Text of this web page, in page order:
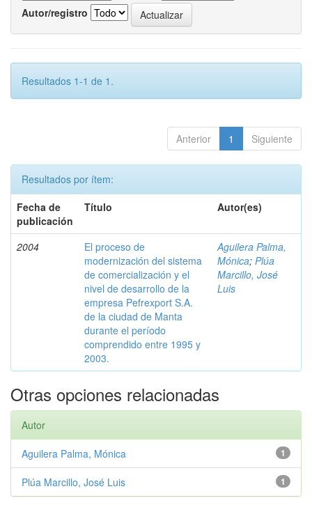
Autor/registro
Resultados 1-1 de 1.
Anterior 1 Siguiente
Resultados por ítem:
Fecha de
publicación
Título Autor(es)
2004
El proceso de
modernización del sistema
de comercialización y el
nivel de desarrollo de la
empresa Pefrexport S.A.
de la ciudad de Manta
durante el período
comprendido entre 1995 y
2003.
Aguilera Palma,
Mónica; Plúa
Marcillo, José
Luis
Otras opciones relacionadas
Autor
1
Aguilera Palma, Mónica
1
Plúa Marcillo, José Luis